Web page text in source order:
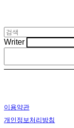
Writer
이용약관
개인정보처리방침